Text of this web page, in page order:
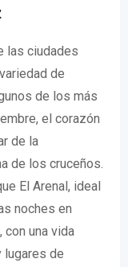
las ciudades
de
de los más
el corazón
de la
de los cruceños.
El Arenal, ideal
noches en
con una vida
lugares de